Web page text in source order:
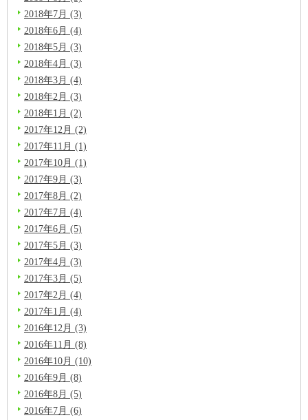
2018年7月 (3)
2018年6月 (4)
2018年5月 (3)
2018年4月 (3)
2018年3月 (4)
2018年2月 (3)
2018年1月 (2)
2017年12月 (2)
2017年11月 (1)
2017年10月 (1)
2017年9月 (3)
2017年8月 (2)
2017年7月 (4)
2017年6月 (5)
2017年5月 (3)
2017年4月 (3)
2017年3月 (5)
2017年2月 (4)
2017年1月 (4)
2016年12月 (3)
2016年11月 (8)
2016年10月 (10)
2016年9月 (8)
2016年8月 (5)
2016年7月 (6)